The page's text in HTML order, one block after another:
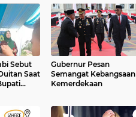
Sebut
Saat
Gubernur Pesan
Semangat Kebangsaan
Kemerdekaan